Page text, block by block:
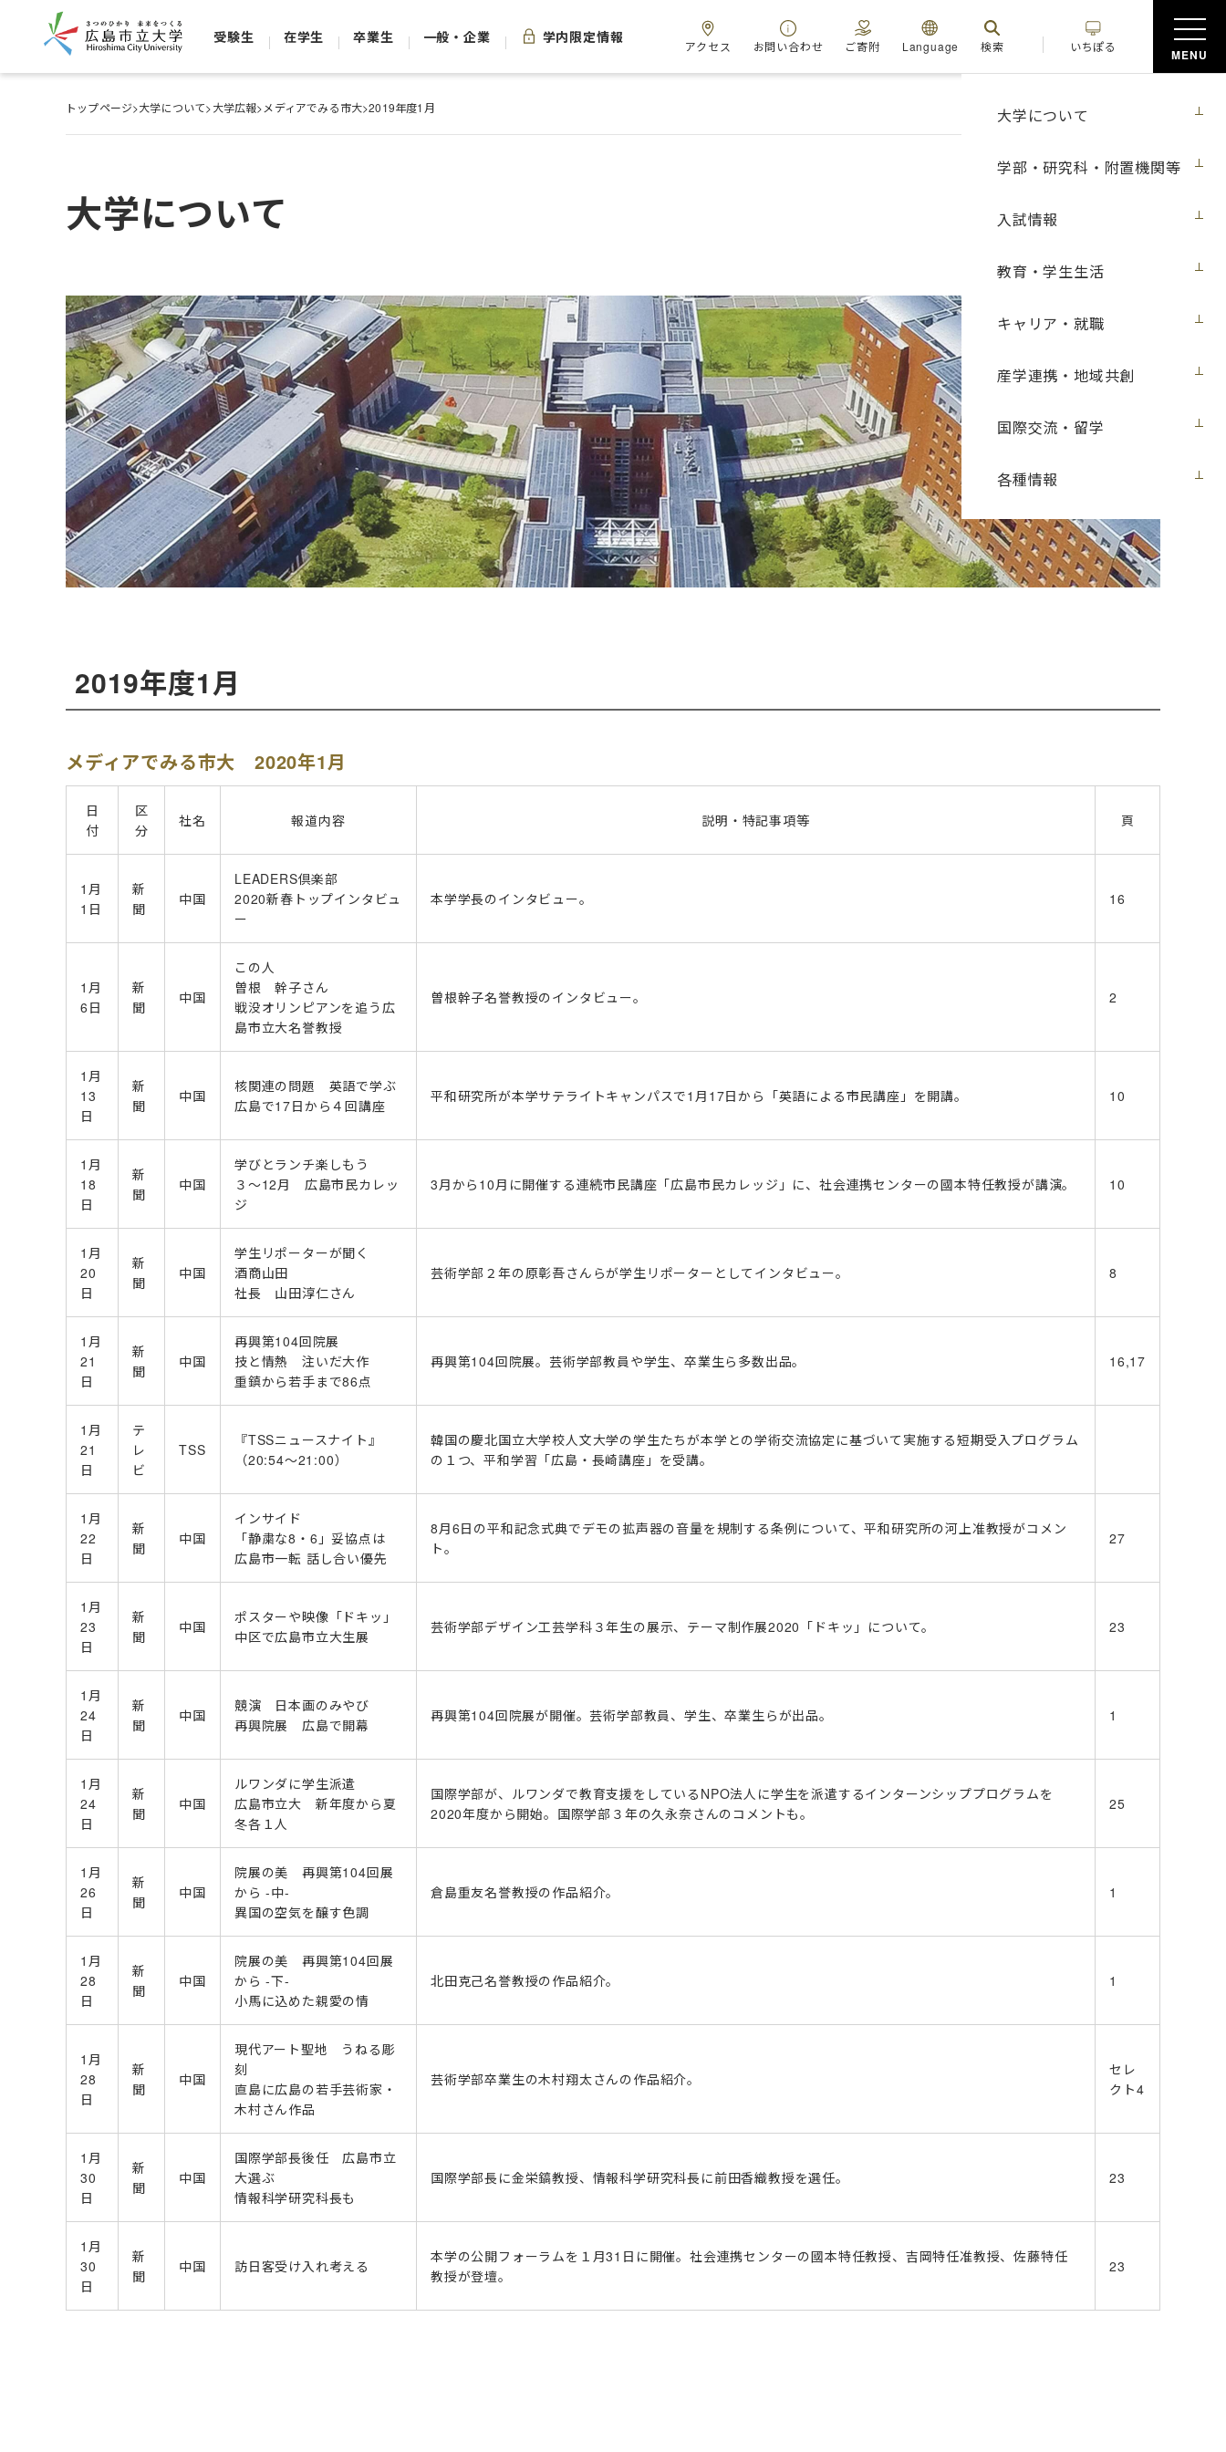
大学について
学部・研究科・附置機関等
入試情報
教育・学生生活
キャリア・就職
産学連携・地域共創
国際交流・留学
各種情報
受験生 在学生 卒業生 一般・企業 学内限定情報
アクセス お問い合わせ ご寄附 Language 検索 いちぽる
MENU
トップページ>大学について>大学広報> メディアでみる市大>2019年度1月
大学について
2019年度1月
メディアでみる市大 2020年1月
日
付
区
分
社名 報道内容 説明・特記事項等 頁
1月
1日
新
聞
中国
LEADERS倶楽部
2020新春トップインタビュ
ー
本学学長のインタビュー。 16
1月
6日
新
聞
中国
この人
曽根 幹子さん
戦没オリンピアンを追う広
島市立大名誉教授
曽根幹子名誉教授のインタビュー。 2
1月
13
日
新
聞
中国
核関連の問題 英語で学ぶ
広島で17日から４回講座
平和研究所が本学サテライトキャンパスで1月17日から「英語による市民講座」を開講。 10
1月
18
日
新
聞
中国
学びとランチ楽しもう
３〜12月 広島市民カレッ
ジ
3月から10月に開催する連続市民講座「広島市民カレッジ」に、社会連携センターの國本特任教授が講演。 10
1月
20
日
新
聞
中国
学生リポーターが聞く
酒商山田
社長 山田淳仁さん
芸術学部２年の原彰吾さんらが学生リポーターとしてインタビュー。 8
1月
21
日
新
聞
中国
再興第104回院展
技と情熱 注いだ大作
重鎮から若手まで86点
再興第104回院展。芸術学部教員や学生、卒業生ら多数出品。 16,17
1月
21
日
テ
レ
ビ
TSS
『TSSニュースナイト』
（20:54～21:00）
韓国の慶北国立大学校人文大学の学生たちが本学との学術交流協定に基づいて実施する短期受入プログラム
の１つ、平和学習「広島・長崎講座」を受講。
1月
22
日
新
聞
中国
インサイド
「静粛な8・6」妥協点は
広島市一転 話し合い優先
8月6日の平和記念式典でデモの拡声器の音量を規制する条例について、平和研究所の河上准教授がコメン
ト。
27
1月
23
日
新
聞
中国
ポスターや映像「ドキッ」
中区で広島市立大生展
芸術学部デザイン工芸学科３年生の展示、テーマ制作展2020「ドキッ」について。 23
1月
24
日
新
聞
中国
競演 日本画のみやび
再興院展 広島で開幕
再興第104回院展が開催。芸術学部教員、学生、卒業生らが出品。 1
1月
24
日
新
聞
中国
ルワンダに学生派遣
広島市立大 新年度から夏
冬各１人
国際学部が、ルワンダで教育支援をしているNPO法人に学生を派遣するインターンシッププログラムを
2020年度から開始。国際学部３年の久永奈さんのコメントも。
25
1月
26
日
新
聞
中国
院展の美 再興第104回展
から -中-
異国の空気を醸す色調
倉島重友名誉教授の作品紹介。 1
1月
28
日
新
聞
中国
院展の美 再興第104回展
から -下-
小馬に込めた親愛の情
北田克己名誉教授の作品紹介。 1
1月
28
日
新
聞
中国
現代アート聖地 うねる彫
刻
直島に広島の若手芸術家・
木村さん作品
芸術学部卒業生の木村翔太さんの作品紹介。
セレ
クト4
1月
30
日
新
聞
中国
国際学部長後任 広島市立
大選ぶ
情報科学研究科長も
国際学部長に金栄鎬教授、情報科学研究科長に前田香織教授を選任。 23
1月
30
日
新
聞
中国 訪日客受け入れ考える
本学の公開フォーラムを１月31日に開催。社会連携センターの國本特任教授、吉岡特任准教授、佐藤特任
教授が登壇。
23